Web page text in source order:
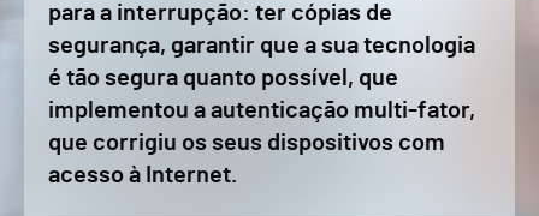
para a interrupção: ter cópias de
segurança, garantir que a sua tecnologia
é tão segura quanto possível, que
implementou a autenticação multi-fator,
que corrigiu os seus dispositivos com
acesso à Internet.